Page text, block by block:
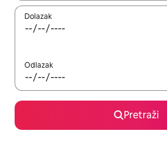
Dolazak
Odlazak
Pretraži